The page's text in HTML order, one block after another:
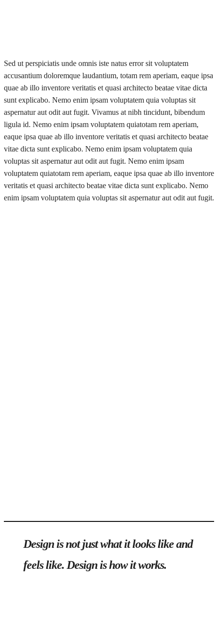
Sed ut perspiciatis unde omnis iste natus error sit voluptatem
accusantium doloremque laudantium, totam rem aperiam, eaque ipsa
quae ab illo inventore veritatis et quasi architecto beatae vitae dicta
sunt explicabo. Nemo enim ipsam voluptatem quia voluptas sit
aspernatur aut odit aut fugit. Vivamus at nibh tincidunt, bibendum
ligula id. Nemo enim ipsam voluptatem quiatotam rem aperiam,
eaque ipsa quae ab illo inventore veritatis et quasi architecto beatae
vitae dicta sunt explicabo. Nemo enim ipsam voluptatem quia
voluptas sit aspernatur aut odit aut fugit. Nemo enim ipsam
voluptatem quiatotam rem aperiam, eaque ipsa quae ab illo inventore
veritatis et quasi architecto beatae vitae dicta sunt explicabo. Nemo
enim ipsam voluptatem quia voluptas sit aspernatur aut odit aut fugit.
Design is not just what it looks like and
feels like. Design is how it works.